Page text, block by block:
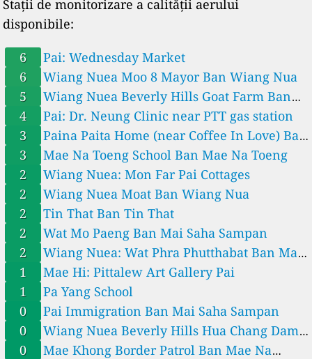
Stații de monitorizare a calității aerului
disponibile:
6
Pai: Wednesday Market
6
Wiang Nuea Moo 8 Mayor Ban Wiang Nua
5
Wiang Nuea Beverly Hills Goat Farm Ban
Mae Na Chalong
4
Pai: Dr. Neung Clinic near PTT gas station
3
Paina Paita Home (near Coffee In Love) Ban
Tin That
3
Mae Na Toeng School Ban Mae Na Toeng
2
Wiang Nuea: Mon Far Pai Cottages
2
Wiang Nuea Moat Ban Wiang Nua
2
Tin That Ban Tin That
2
Wat Mo Paeng Ban Mai Saha Sampan
2
Wiang Nuea: Wat Phra Phutthabat Ban Mae
Na Chalong
1
Mae Hi: Pittalew Art Gallery Pai
1
Pa Yang School
0
Pai Immigration Ban Mai Saha Sampan
0
Wiang Nuea Beverly Hills Hua Chang Dam
Ban Mae Na Chalong
0
Mae Khong Border Patrol Ban Mae Na